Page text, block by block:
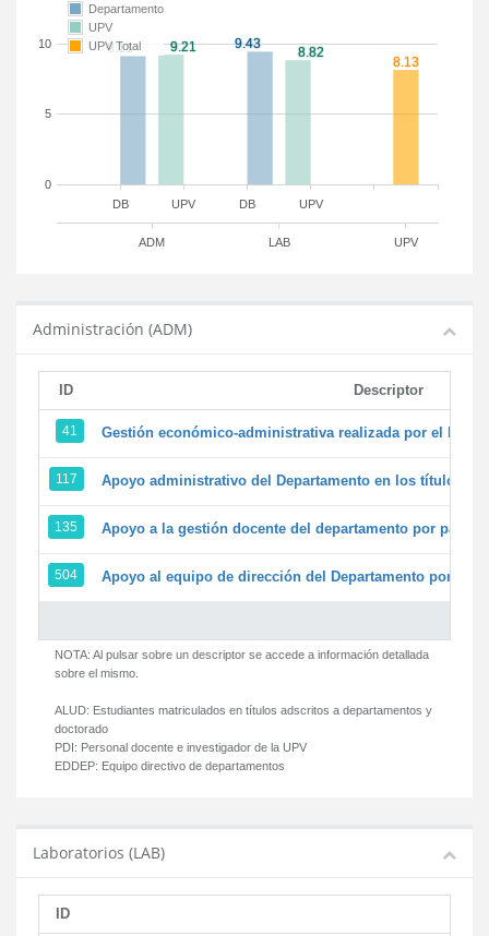
DB DB
UPV UPV
ADM LAB UPV
0
5
10
Departamento
UPV
UPV Total
Administración (ADM)
ID Descriptor
41 Gestión económico-administrativa realizada por el
117 Apoyo administrativo del Departamento en los títulos de
135 Apoyo a la gestión docente del departamento por parte
504 Apoyo al equipo de dirección del Departamento por
NOTA: Al pulsar sobre un descriptor se accede a información detallada
sobre el mismo.
ALUD: Estudiantes matriculados en títulos adscritos a departamentos y
doctorado
PDI: Personal docente e investigador de la UPV
EDDEP: Equipo directivo de departamentos
Laboratorios (LAB)
ID